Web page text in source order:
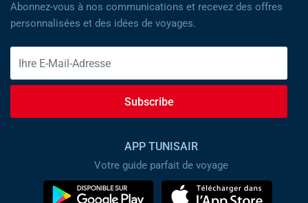
Abonnez-vous à nos communications et recevez des offres
personnalisées et des idées de voyages.
Subscribe
APP TUNISAIR
Votre guide parfait de voyage